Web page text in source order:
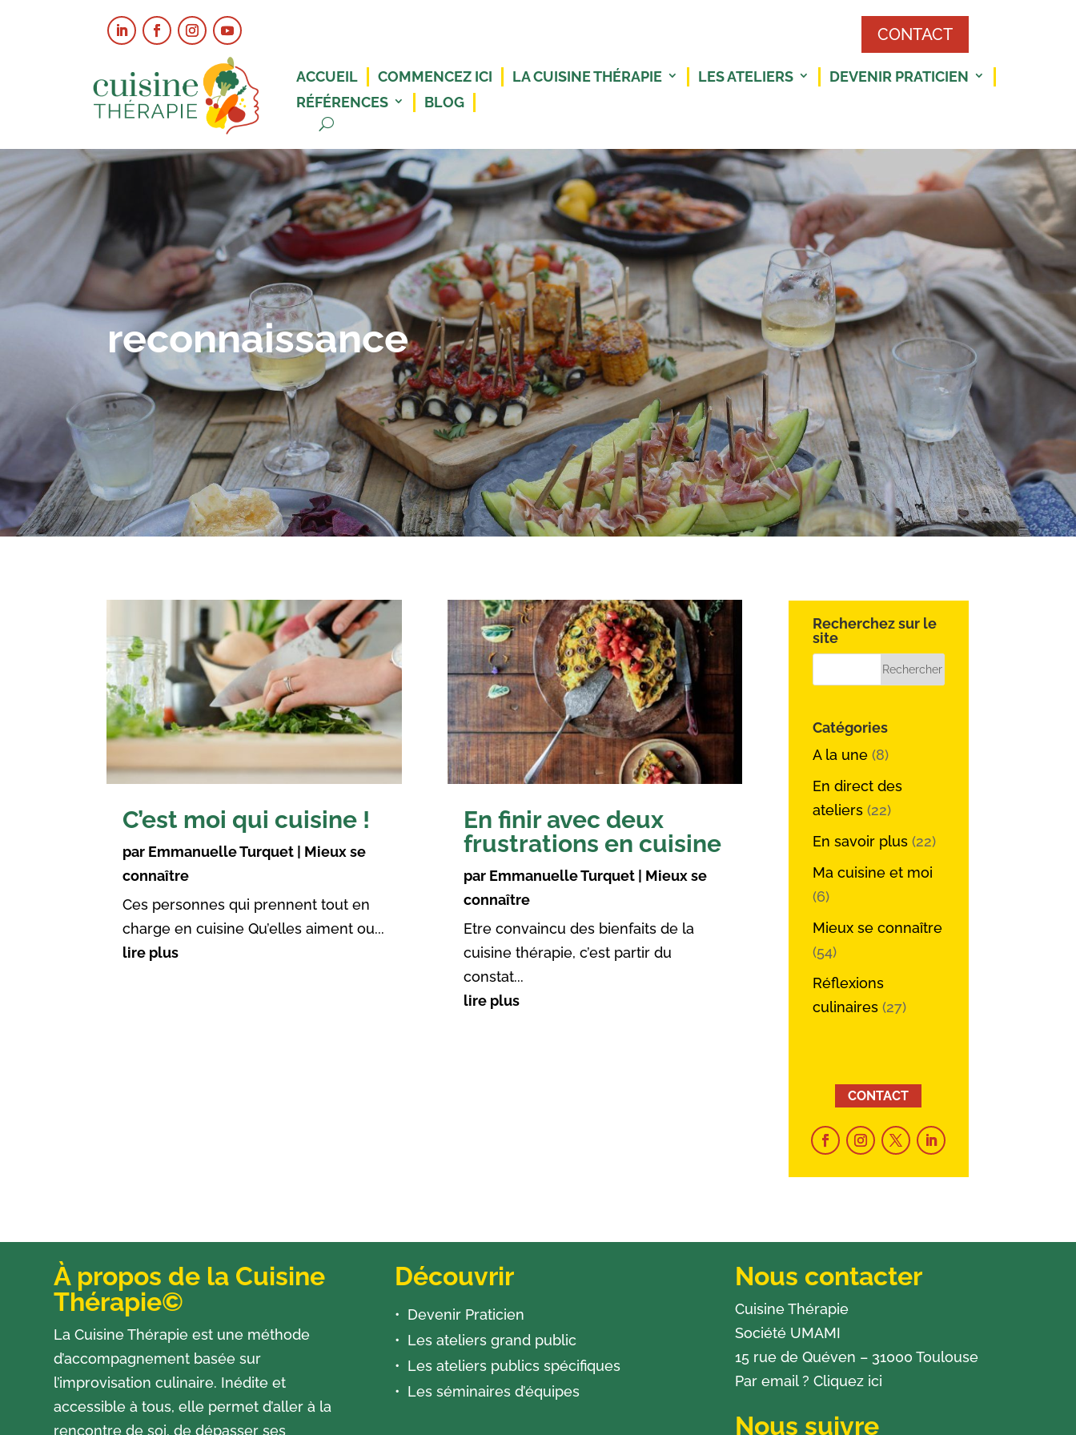
CONTACT
ACCUEIL COMMENCEZ ICI LA CUISINE THÉRAPIE LES ATELIERS
DEVENIR PRATICIEN
RÉFÉRENCES
BLOG
reconnaissance
C’est moi qui cuisine !
par Emmanuelle Turquet
Mieux se
connaître
Ces personnes qui prennent tout en
charge en cuisine Qu’elles aiment ou...
lire plus
En finir avec deux
frustrations en cuisine
par Emmanuelle Turquet| Mieux se
connaître
Etre convaincu des bienfaits de la
cuisine thérapie, c’est partir du
constat...
lire plus
Recherchez sur le
site
Catégories
A la une (8)
En direct des
ateliers (22)
En savoir plus (22)
Ma cuisine et moi
(6)
Mieux se connaître
(54)
Réflexions
culinaires (27)
CONTACT
À propos de la Cuisine
Thérapie©
La Cuisine Thérapie est une méthode
d’accompagnement basée sur
l’improvisation culinaire. Inédite et
accessible à tous, elle permet d’aller à la
rencontre de soi, de dépasser ses
Découvrir
Devenir Praticien
Les ateliers grand public
Les ateliers publics spécifiques
Les séminaires d’équipes
Nous contacter
Cuisine Thérapie
Société UMAMI
15 rue de Quéven – 31000 Toulouse
Par email ? Cliquez ici
Nous suivre